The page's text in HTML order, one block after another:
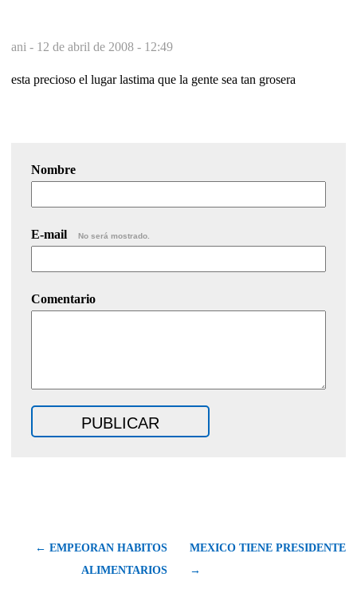
ani - 12 de abril de 2008 - 12:49
esta precioso el lugar lastima que la gente sea tan grosera
Nombre
E-mail No será mostrado.
Comentario
← EMPEORAN HABITOS
ALIMENTARIOS
MEXICO TIENE PRESIDENTE
→